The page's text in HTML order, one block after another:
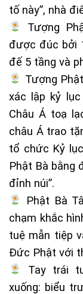
tố này”, nhà
Tượng
được đúc bởi
đế 5 tầng và
Tượng
xác lập kỷ
Châu Á toạ
châu Á trao
tổ chức Kỷ
Phật Bà bằng
đỉnh núi”.
Phật Bà
chạm khắc
tuệ mẫn tiệp
Đức Phật với
Tay trái
xuống: biểu